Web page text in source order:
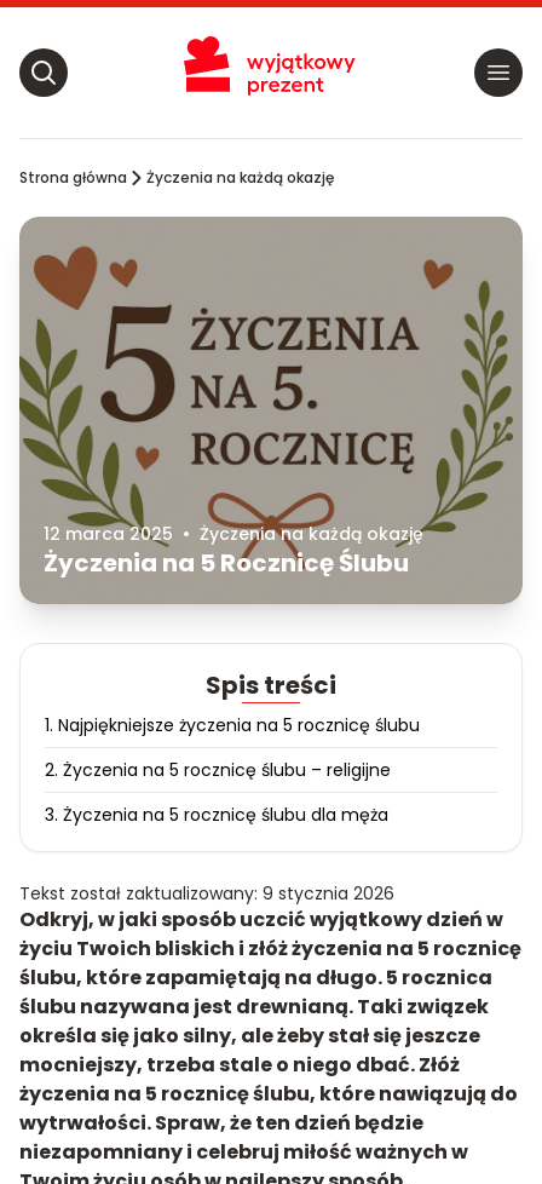
Strona główna Życzenia na każdą okazję
12 marca 2025 • Życzenia na każdą okazję
Życzenia na 5 Rocznicę Ślubu
Spis treści
1. Najpiękniejsze życzenia na 5 rocznicę ślubu
2. Życzenia na 5 rocznicę ślubu – religijne
3. Życzenia na 5 rocznicę ślubu dla męża
Tekst został zaktualizowany: 9 stycznia 2026
Odkryj, w jaki sposób uczcić wyjątkowy dzień w
życiu Twoich bliskich i złóż życzenia na 5 rocznicę
ślubu, które zapamiętają na długo. 5 rocznica
ślubu nazywana jest drewnianą. Taki związek
określa się jako silny, ale żeby stał się jeszcze
mocniejszy, trzeba stale o niego dbać. Złóż
życzenia na 5 rocznicę ślubu, które nawiązują do
wytrwałości. Spraw, że ten dzień będzie
niezapomniany i celebruj miłość ważnych w